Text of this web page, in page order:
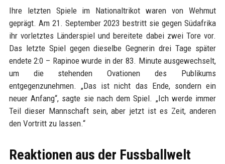
Ihre letzten Spiele im Nationaltrikot waren von Wehmut
geprägt. Am 21. September 2023 bestritt sie gegen Südafrika
ihr vorletztes Länderspiel und bereitete dabei zwei Tore vor.
Das letzte Spiel gegen dieselbe Gegnerin drei Tage später
endete 2:0 – Rapinoe wurde in der 83. Minute ausgewechselt,
um die stehenden Ovationen des Publikums
entgegenzunehmen. „Das ist nicht das Ende, sondern ein
neuer Anfang“, sagte sie nach dem Spiel. „Ich werde immer
Teil dieser Mannschaft sein, aber jetzt ist es Zeit, anderen
den Vortritt zu lassen.“
Reaktionen aus der Fussballwelt